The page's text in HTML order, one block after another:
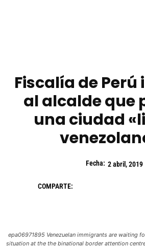
Fiscalía de
al alcalde que
una ciudad
Fecha: 2 abril, 2019
COMPARTE:
epa06971895 Venezuelan immigrants are waiting
situation at the the binational border attention